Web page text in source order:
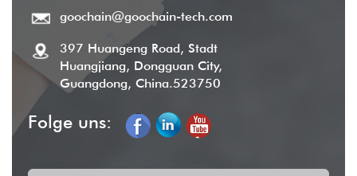
goochain@goochain-tech.com
397 Huangeng Road, Stadt
Huangjiang, Dongguan City,
Guangdong, China.523750
Folge uns: